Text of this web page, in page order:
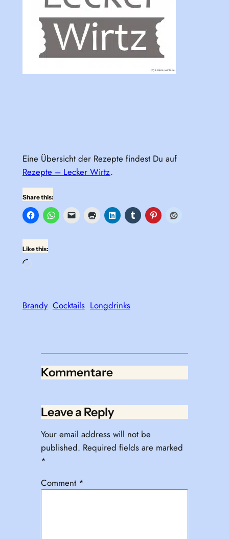
Eine Übersicht der Rezepte findest Du auf
Rezepte – Lecker Wirtz.
Share this:
Like this:
Loading…
Brandy Cocktails Longdrinks
Kommentare
Leave a Reply
Your email address will not be
published. Required fields are marked
*
Comment *